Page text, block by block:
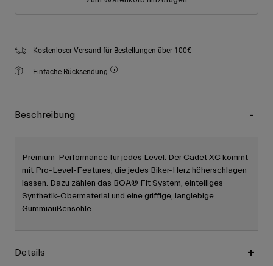
Kostenloser Versand für Bestellungen über 100€
Einfache Rücksendung
Beschreibung
Premium-Performance für jedes Level. Der Cadet XC kommt
mit Pro-Level-Features, die jedes Biker-Herz höherschlagen
lassen. Dazu zählen das BOA® Fit System, einteiliges
Synthetik-Obermaterial und eine griffige, langlebige
Gummiaußensohle.
Details